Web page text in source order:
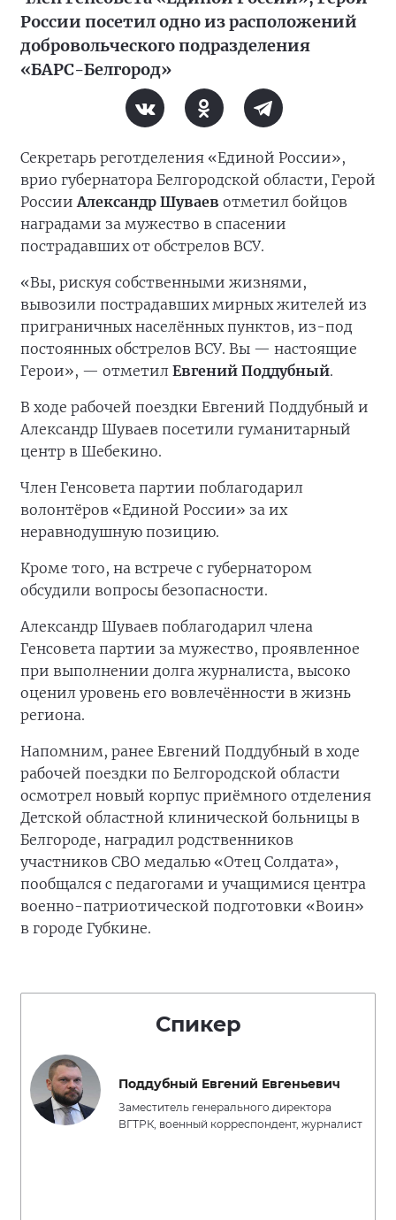
России посетил одно из расположений
добровольческого подразделения
«БАРС-Белгород»
Секретарь реготделения «Единой России»,
врио губернатора Белгородской области, Герой
РоссииАлександр Шуваев отметил бойцов
наградами за мужество в спасении
пострадавших от обстрелов ВСУ.
«Вы, рискуя собственными жизнями,
вывозили пострадавших мирных жителей из
приграничных населённых пунктов, из-под
постоянных обстрелов ВСУ. Вы — настоящие
Герои», — отметил Евгений Поддубный.
В ходе рабочей поездки Евгений Поддубный и
Александр Шуваев посетили гуманитарный
центр в Шебекино.
Член Генсовета партии поблагодарил
волонтёров «Единой России» за их
неравнодушную позицию.
Кроме того, на встрече с губернатором
обсудили вопросы безопасности.
Александр Шуваев поблагодарил члена
Генсовета партии за мужество, проявленное
при выполнении долга журналиста, высоко
оценил уровень его вовлечённости в жизнь
региона.
Напомним, ранее Евгений Поддубный в ходе
рабочей поездки по Белгородской области
осмотрел новый корпус приёмного отделения
Детской областной клинической больницы в
Белгороде, наградил родственников
участников СВО медалью «Отец Солдата»,
пообщался с педагогами и учащимися центра
военно-патриотической подготовки «Воин»
в городе Губкине.
Спикер
Поддубный Евгений Евгеньевич
Заместитель генерального директора
ВГТРК, военный корреспондент, журналист